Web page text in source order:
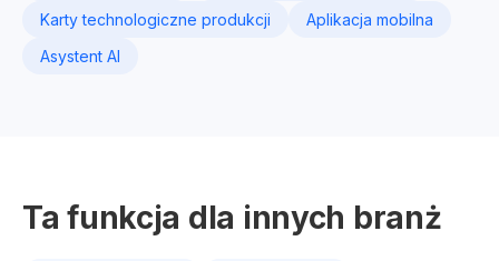
Karty technologiczne produkcji
Aplikacja mobilna
Asystent AI
Ta funkcja dla innych branż